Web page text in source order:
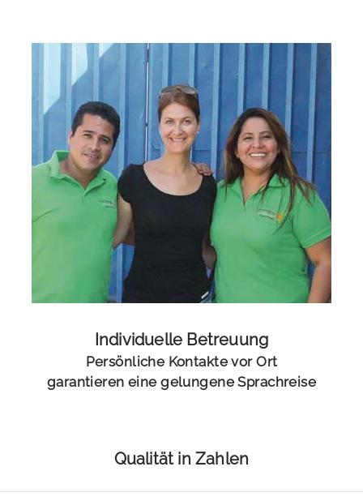
Individuelle Betreuung
Persönliche Kontakte vor Ort
garantieren eine gelungene Sprachreise
Qualität in Zahlen